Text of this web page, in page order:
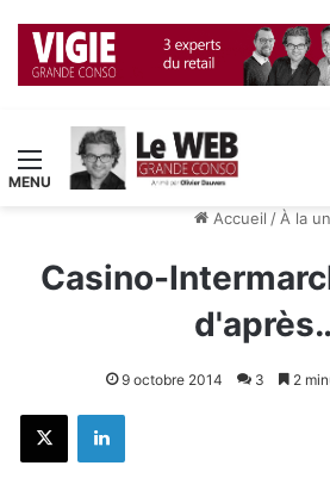
Menu
Accueil / À la
Casino-
9 octobre 2014 3 2
X Linkedin